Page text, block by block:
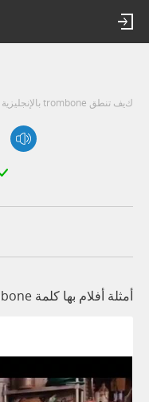
كيف تنطق trombone بالإنجليزية
أمثلة أفلام بها كلمة Trombone